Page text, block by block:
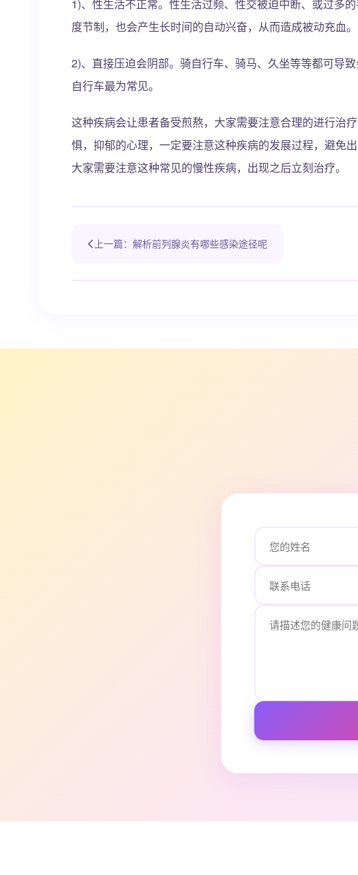
1)、性生活不正常。性生活过频、性交被迫中断、或过多
度节制，也会产生长时间的自动兴奋，从而造成被动充血。
2)、直接压迫会阴部。骑自行车、骑马、久坐等等都可导
自行车最为常见。
这种疾病会让患者备受煎熬，大家需要注意合理的进行治
惧，抑郁的心理，一定要注意这种疾病的发展过程，避免
大家需要注意这种常见的慢性疾病，出现之后立刻治疗。
上一篇：解析前列腺炎有哪些感染途径呢